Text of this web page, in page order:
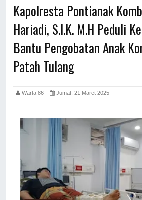
Kapolresta Pontianak
Hariadi, S.I.K. M.H Peduli
Bantu Pengobatan Anak
Patah Tulang
Warta 86 Jumat, 21 Maret 2025